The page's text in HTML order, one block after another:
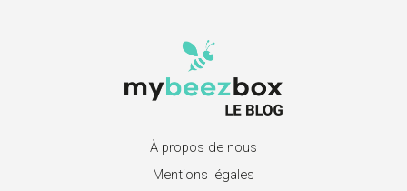
À propos de nous
Mentions légales